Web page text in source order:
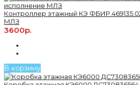
Контроллер этажный КЭ
МЛЗ
3600р.
В корзину